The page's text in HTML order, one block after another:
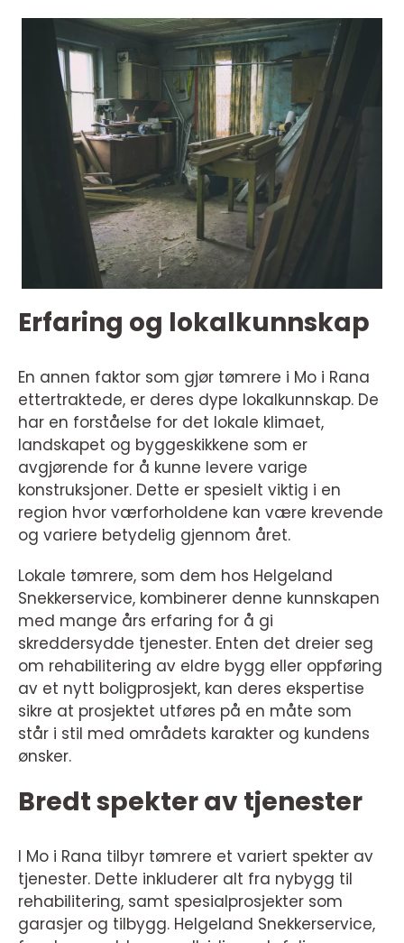
Erfaring og lokalkunnskap
En annen faktor som gjør tømrere i Mo i Rana
ettertraktede, er deres dype lokalkunnskap. De
har en forståelse for det lokale klimaet,
landskapet og byggeskikkene som er
avgjørende for å kunne levere varige
konstruksjoner. Dette er spesielt viktig i en
region hvor værforholdene kan være krevende
og variere betydelig gjennom året.
Lokale tømrere, som dem hos Helgeland
Snekkerservice, kombinerer denne kunnskapen
med mange års erfaring for å gi
skreddersydde tjenester. Enten det dreier seg
om rehabilitering av eldre bygg eller oppføring
av et nytt boligprosjekt, kan deres ekspertise
sikre at prosjektet utføres på en måte som
står i stil med områdets karakter og kundens
ønsker.
Bredt spekter av tjenester
I Mo i Rana tilbyr tømrere et variert spekter av
tjenester. Dette inkluderer alt fra nybygg til
rehabilitering, samt spesialprosjekter som
garasjer og tilbygg. Helgeland Snekkerservice,